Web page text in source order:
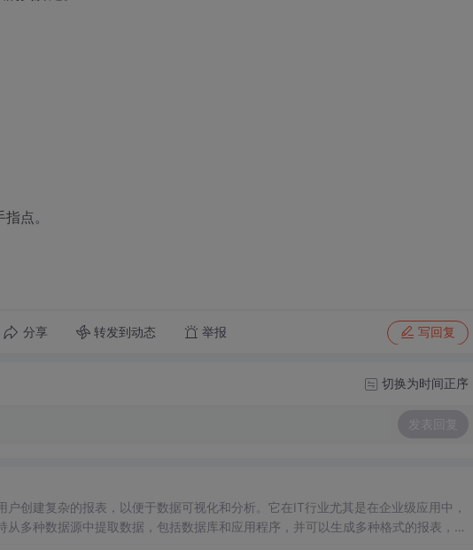
点。
分享 转发到动态 举报 写回复
切换为时间正序
发表回复
创建复杂的报表，以便于数据可视化和分析。它在IT行业尤其是在企业级应用中，
从多种数据源中提取数据，包括数据库和应用程序，并可以生成多种格式的报表，如P